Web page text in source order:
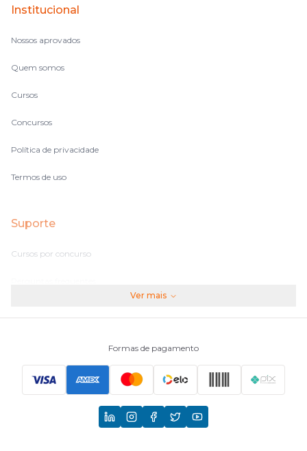
Institucional
Nossos aprovados
Quem somos
Cursos
Concursos
Política de privacidade
Termos de uso
Suporte
Cursos por concurso
Principais Concursos
Ver mais
Formas de pagamento